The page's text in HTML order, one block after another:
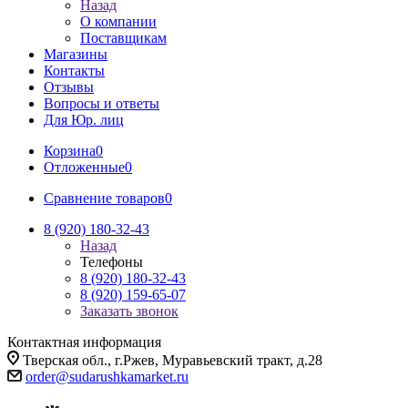
Назад
О компании
Поставщикам
Магазины
Контакты
Отзывы
Вопросы и ответы
Для Юр. лиц
Корзина0
Отложенные0
Сравнение товаров0
8 (920) 180-32-43
Назад
Телефоны
8 (920) 180-32-43
8 (920) 159-65-07
Заказать звонок
Контактная информация
Тверская обл., г.Ржев, Муравьевский тракт, д.28
order@sudarushkamarket.ru